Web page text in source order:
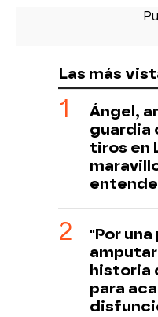
Las más
Ángel,
guardia
tiros en
"Por
historia
para